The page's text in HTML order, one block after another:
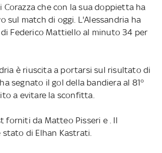
che con la sua doppietta ha
sul match di oggi. L'Alessandria ha
Federico Mattiello al minuto 34 per
è riuscita a portarsi sul risultato di
segnato il gol della bandiera al 81°
a evitare la sconfitta.
forniti da Matteo Pisseri e . Il
di Elhan Kastrati.